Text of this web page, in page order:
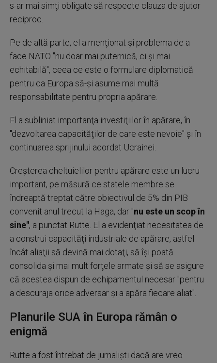
s-ar mai simţi obligate să respecte clauza de ajutor
reciproc.
Pe de altă parte, el a menţionat şi problema de a
face NATO "nu doar mai puternică, ci şi mai
echitabilă", ceea ce este o formulare diplomatică
pentru ca Europa să-şi asume mai multă
responsabilitate pentru propria apărare.
El a subliniat importanţa investiţiilor în apărare, în
"dezvoltarea capacităţilor de care este nevoie" şi în
continuarea sprijinului acordat Ucrainei.
Creşterea cheltuielilor pentru apărare este un lucru
important, pe măsură ce statele membre se
îndreaptă treptat către obiectivul de 5% din PIB
convenit anul trecut la Haga, dar "nu este un scop în
sine", a punctat Rutte. El a evidenţiat necesitatea de
a construi capacităţi industriale de apărare, astfel
încât aliaţii să devină mai dotaţi, să îşi poată
consolida şi mai mult forţele armate şi să se asigure
că acestea dispun de echipamentul necesar "pentru
a descuraja orice adversar şi a apăra fiecare aliat".
Planurile SUA în Europa rămân o
enigmă
Rutte a fost întrebat de jurnalişti dacă are vreo